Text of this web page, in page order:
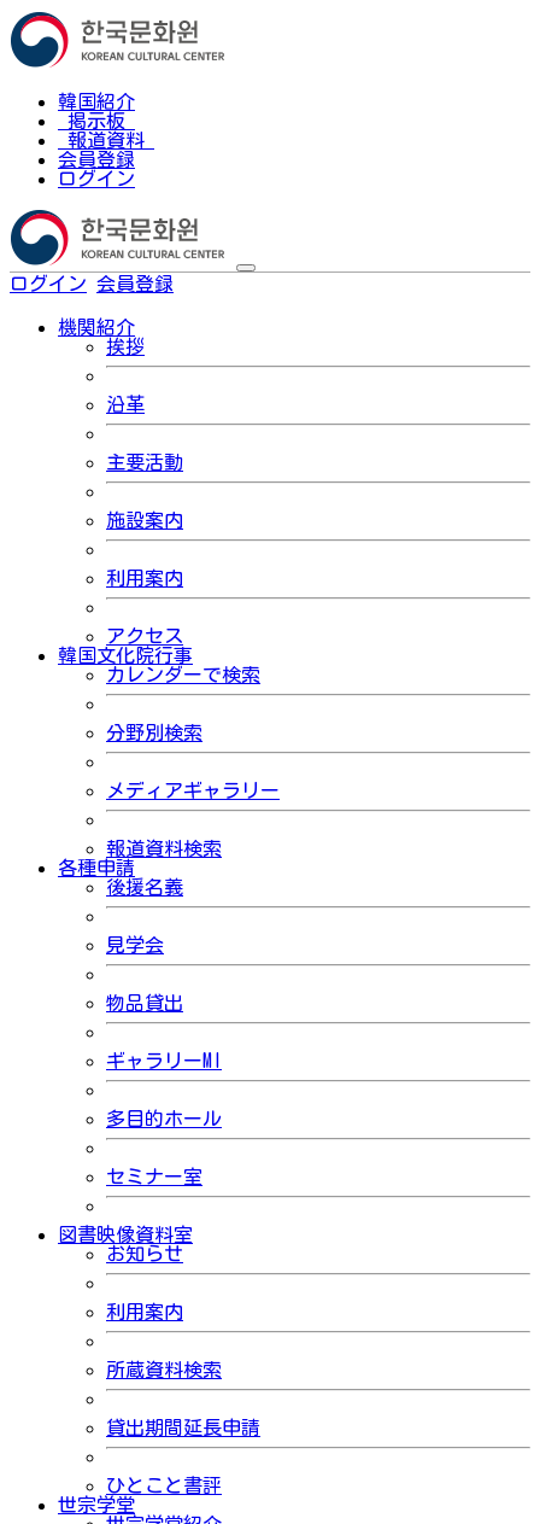
韓国紹介
掲示板
報道資料
会員登録
ログイン
ログイン 会員登録
機関紹介
挨拶
沿革
主要活動
施設案内
利用案内
アクセス
韓国文化院行事
カレンダーで検索
分野別検索
メディアギャラリー
報道資料検索
各種申請
後援名義
見学会
物品貸出
ギャラリーMI
多目的ホール
セミナー室
図書映像資料室
お知らせ
利用案内
所蔵資料検索
貸出期間延長申請
ひとこと書評
世宗学堂